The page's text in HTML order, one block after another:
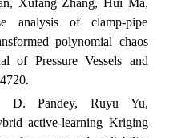
analysis of clamp-pipe
polynomial chaos
of Pressure Vessels and
D. Pandey, Ruyu Yu,
active-learning Kriging